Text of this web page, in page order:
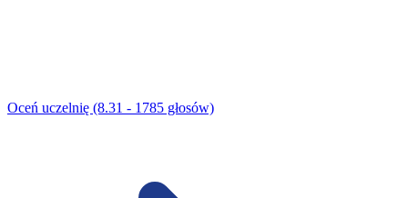
Oceń uczelnię (8.31 - 1785 głosów)